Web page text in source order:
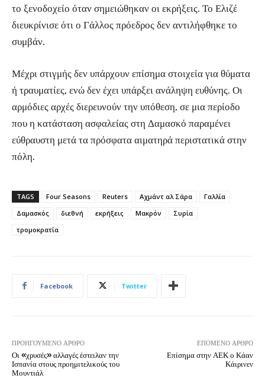
το ξενοδοχείο όταν σημειώθηκαν οι εκρήξεις. Το Ελιζέ
διευκρίνισε ότι ο Γάλλος πρόεδρος δεν αντιλήφθηκε το
συμβάν.
Μέχρι στιγμής δεν υπάρχουν επίσημα στοιχεία για θύματα
ή τραυματίες, ενώ δεν έχει υπάρξει ανάληψη ευθύνης. Οι
αρμόδιες αρχές διερευνούν την υπόθεση, σε μια περίοδο
που η κατάσταση ασφαλείας στη Δαμασκό παραμένει
εύθραυστη μετά τα πρόσφατα αιματηρά περιστατικά στην
πόλη.
TAGS Four Seasons Reuters Αχμάντ αλ Σάρα
Γαλλία
Δαμασκός
διεθνή εκρήξεις Μακρόν
Συρία
τρομοκρατία
Facebook Twitter
ΠΡΟΗΓΟΎΜΕΝΟ ΆΡΘΡΟ
Οι «χρυσές» αλλαγές έστειλαν την
Ισπανία στους προημιτελικούς του
Μουντιάλ
ΕΠΌΜΕΝΟ ΆΡΘΡΟ
Επίσημα στην ΑΕΚ ο Κάαν
Κάιρινεν